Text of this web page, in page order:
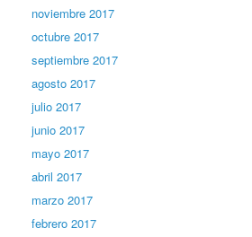
noviembre 2017
octubre 2017
septiembre 2017
agosto 2017
julio 2017
junio 2017
mayo 2017
abril 2017
marzo 2017
febrero 2017